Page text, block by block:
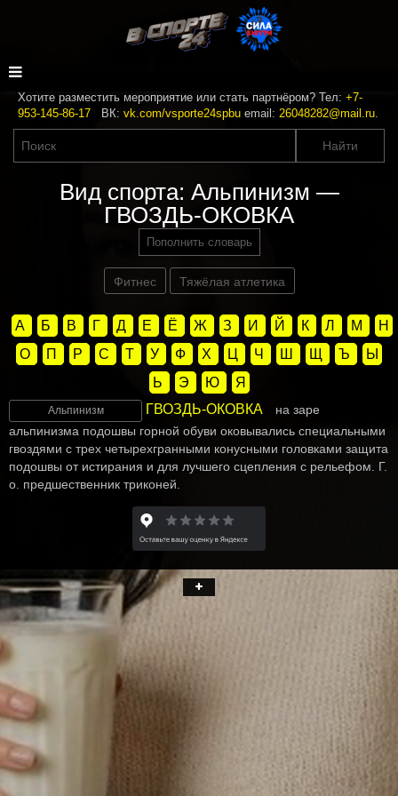
Хотите разместить мероприятие или стать партнёром? Тел: +7-
953-145-86-17 ВК: vk.com/vsporte24spbu email: 26048282@mail.ru.
Вид спорта: Альпинизм —
ГВОЗДЬ-ОКОВКА
Пополнить словарь
Фитнес Тяжёлая атлетика
А Б В Г Д Е Ё Ж З И Й К Л М
Н
О
П Р С Т У Ф Х Ц Ч Ш Щ Ъ
Ы
Ь
Э Ю Я
Альпинизм ГВОЗДЬ-ОКОВКА
на заре
альпинизма подошвы горной обуви оковывались специальными
гвоздями с трех четырехгранными конусными головками защита
подошвы от истирания и для лучшего сцепления с рельефом. Г.
о. предшественник триконей.